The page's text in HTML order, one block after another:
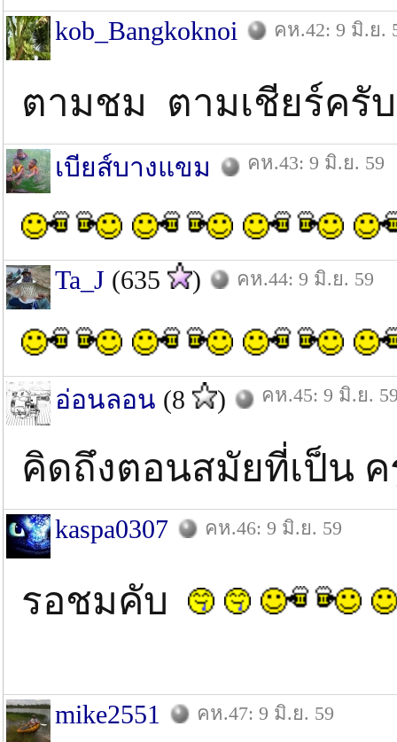
kob_Bangkoknoi คห.42: 9 มิ.ย.
ตามชม ตามเชียร์ค
เบียส์บางแขม คห.43: 9 มิ.ย. 59
Ta_J (635 ) คห.44: 9 มิ.ย. 59
อ่อนลอน (8 ) คห.45: 9 มิ.ย.
คิดถึงตอนสมัยที่เป็น
kaspa0307 คห.46: 9 มิ.ย. 59
รอชมคับ
mike2551 คห.47: 9 มิ.ย. 59